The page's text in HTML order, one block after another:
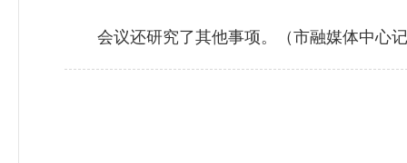
会议还研究了其他事项。（市融媒体中心记